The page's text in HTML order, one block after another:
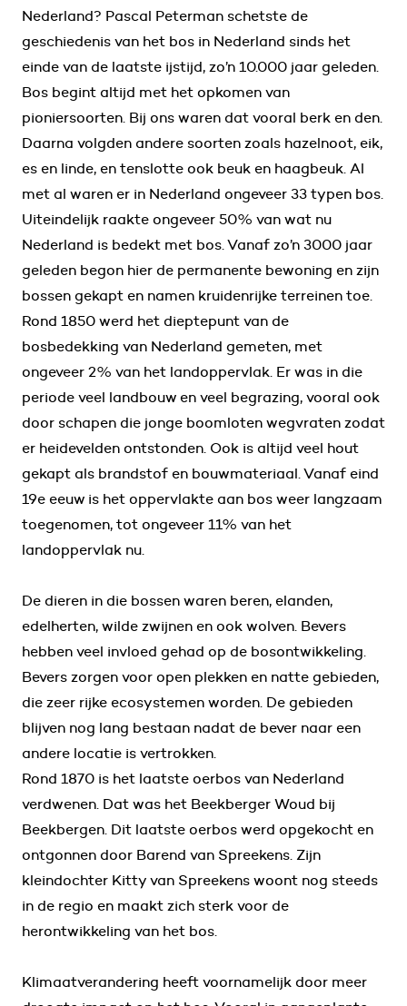
Nederland? Pascal Peterman schetste de
geschiedenis van het bos in Nederland sinds het
einde van de laatste ijstijd, zo’n 10.000 jaar geleden.
Bos begint altijd met het opkomen van
pioniersoorten. Bij ons waren dat vooral berk en den.
Daarna volgden andere soorten zoals hazelnoot, eik,
es en linde, en tenslotte ook beuk en haagbeuk. Al
met al waren er in Nederland ongeveer 33 typen bos.
Uiteindelijk raakte ongeveer 50% van wat nu
Nederland is bedekt met bos. Vanaf zo’n 3000 jaar
geleden begon hier de permanente bewoning en zijn
bossen gekapt en namen kruidenrijke terreinen toe.
Rond 1850 werd het dieptepunt van de
bosbedekking van Nederland gemeten, met
ongeveer 2% van het landoppervlak. Er was in die
periode veel landbouw en veel begrazing, vooral ook
door schapen die jonge boomloten wegvraten zodat
er heidevelden ontstonden. Ook is altijd veel hout
gekapt als brandstof en bouwmateriaal. Vanaf eind
19e eeuw is het oppervlakte aan bos weer langzaam
toegenomen, tot ongeveer 11% van het
landoppervlak nu.
De dieren in die bossen waren beren, elanden,
edelherten, wilde zwijnen en ook wolven. Bevers
hebben veel invloed gehad op de bosontwikkeling.
Bevers zorgen voor open plekken en natte gebieden,
die zeer rijke ecosystemen worden. De gebieden
blijven nog lang bestaan nadat de bever naar een
andere locatie is vertrokken.
Rond 1870 is het laatste oerbos van Nederland
verdwenen. Dat was het Beekberger Woud bij
Beekbergen. Dit laatste oerbos werd opgekocht en
ontgonnen door Barend van Spreekens. Zijn
kleindochter Kitty van Spreekens woont nog steeds
in de regio en maakt zich sterk voor de
herontwikkeling van het bos.
Klimaatverandering heeft voornamelijk door meer